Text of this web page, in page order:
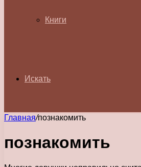
Книги
Искать
Главная/познакомить
познакомить